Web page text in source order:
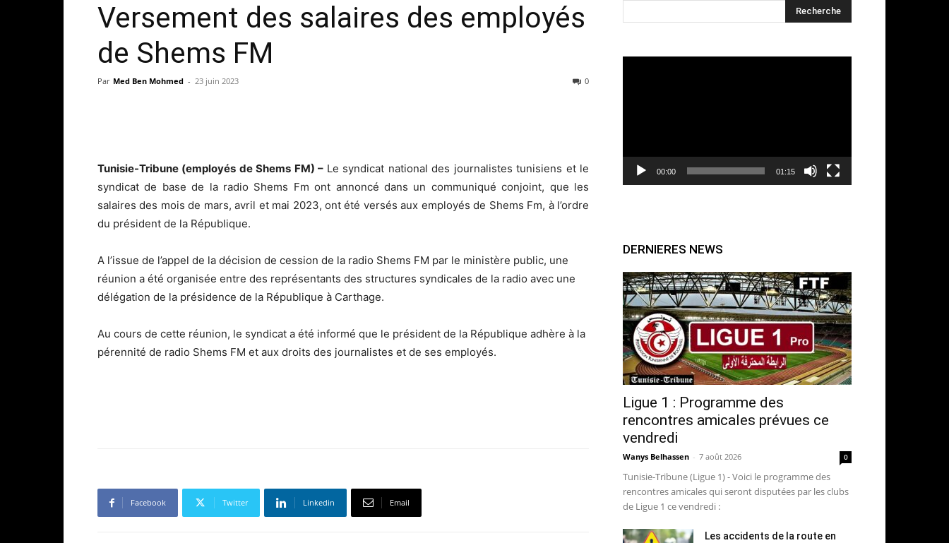
Versement des salaires des employés
de Shems FM
Par Med Ben Mohmed - 23 juin 2023 0
Tunisie-Tribune (employés de Shems FM) – Le syndicat national des journalistes tunisiens et le
syndicat de base de la radio Shems Fm ont annoncé dans un communiqué conjoint, que les
salaires des mois de mars, avril et mai 2023, ont été versés aux employés de Shems Fm, à l’ordre
du président de la République.
A l’issue de l’appel de la décision de cession de la radio Shems FM par le ministère public, une
réunion a été organisée entre des représentants des structures syndicales de la radio avec une
délégation de la présidence de la République à Carthage.
Au cours de cette réunion, le syndicat a été informé que le président de la République adhère à la
pérennité de radio Shems FM et aux droits des journalistes et de ses employés.
Facebook Twitter Linkedin Email
00:00 01:15
DERNIERES NEWS
Ligue 1 : Programme des
rencontres amicales prévues ce
vendredi
Wanys Belhassen - 7 août 2026 0
Tunisie-Tribune (Ligue 1) - Voici le programme des
rencontres amicales qui seront disputées par les clubs
de Ligue 1 ce vendredi :
Les accidents de la route en